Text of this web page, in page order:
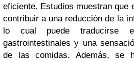
eficiente. Estudios muestran que
contribuir a una reducción de la
lo cual puede traducirse
gastrointestinales y una
de las comidas. Además, se